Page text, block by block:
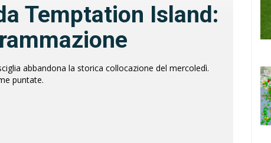
Temptation Island:
abbandona la storica collocazione del mercoledì.
puntate.